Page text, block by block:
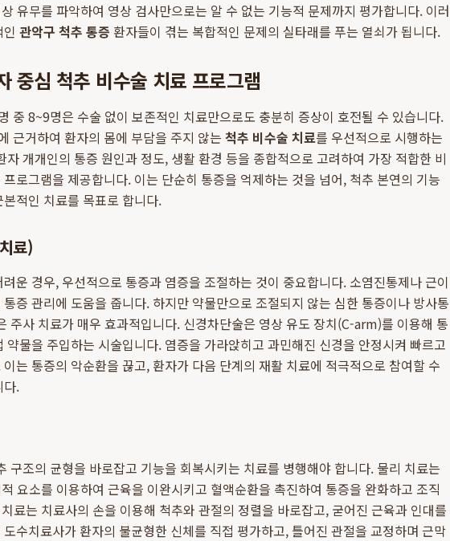
유무를 파악하여 영상 검사만으로는 알 수 없는 기능적 문제까지 평가합니다. 이러
관악구 척추 통증 환자들이 겪는 복합적인 문제의 실타래를 푸는 열쇠가 됩니다.
중심 척추 비수술 치료 프로그램
중 8~9명은 수술 없이 보존적인 치료만으로도 충분히 증상이 호전될 수 있습니다.
근거하여 환자의 몸에 부담을 주지 않는 척추 비수술 치료를 우선적으로 시행하는
개개인의 통증 원인과 정도, 생활 환경 등을 종합적으로 고려하여 가장 적합한 비
로그램을 제공합니다. 이는 단순히 통증을 억제하는 것을 넘어, 척추 본연의 기능
적인 치료를 목표로 합니다.
료)
운 경우, 우선적으로 통증과 염증을 조절하는 것이 중요합니다. 소염진통제나 근이
증 관리에 도움을 줍니다. 하지만 약물만으로 조절되지 않는 심한 통증이나 방사통
주사 치료가 매우 효과적입니다. 신경차단술은 영상 유도 장치(C-arm)를 이용해 통
약물을 주입하는 시술입니다. 염증을 가라앉히고 과민해진 신경을 안정시켜 빠르고
는 통증의 악순환을 끊고, 환자가 다음 단계의 재활 치료에 적극적으로 참여할 수
다.
구조의 균형을 바로잡고 기능을 회복시키는 치료를 병행해야 합니다. 물리 치료는
요소를 이용하여 근육을 이완시키고 혈액순환을 촉진하여 통증을 완화하고 조직
료는 치료사의 손을 이용해 척추와 관절의 정렬을 바로잡고, 굳어진 근육과 인대를
수치료사가 환자의 불균형한 신체를 직접 평가하고, 틀어진 관절을 교정하며 근막